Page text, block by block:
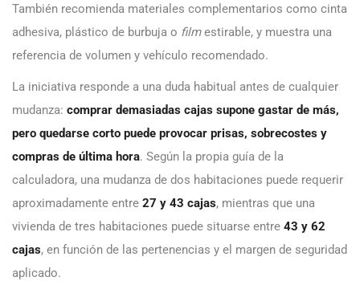
También recomienda materiales complementarios como cinta
adhesiva, plástico de burbuja o filmestirable, y muestra una
referencia de volumen y vehículo recomendado.
La iniciativa responde a una duda habitual antes de cualquier
mudanza: comprar demasiadas cajas supone gastar de más,
pero quedarse corto puede provocar prisas, sobrecostes y
compras de última hora. Según la propia guía de la
calculadora, una mudanza de dos habitaciones puede requerir
aproximadamente entre 27 y 43 cajas, mientras que una
vivienda de tres habitaciones puede situarse entre 43 y 62
cajas, en función de las pertenencias y el margen de seguridad
aplicado.